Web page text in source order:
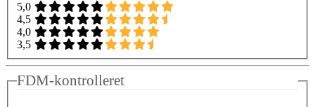
5,0
4,5
4,0
3,5
FDM-kontrolleret